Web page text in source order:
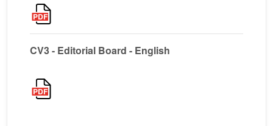
CV3 - Editorial Board - English